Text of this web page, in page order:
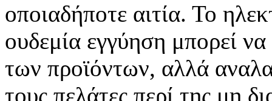
οποιαδήποτε αιτία. Το
ουδεμία εγγύηση μπορεί
των προϊόντων, αλλά
τους πελάτες περί της μη